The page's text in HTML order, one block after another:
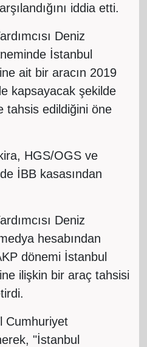
iddia etti.
Deniz
İstanbul
ait bir aracın 2019
kapsayacak şekilde
tahsis edildiğini öne
HGS/OGS ve
İBB kasasından
Deniz
hesabından
dönemi İstanbul
ilişkin bir araç tahsisi
Cumhuriyet
"İstanbul